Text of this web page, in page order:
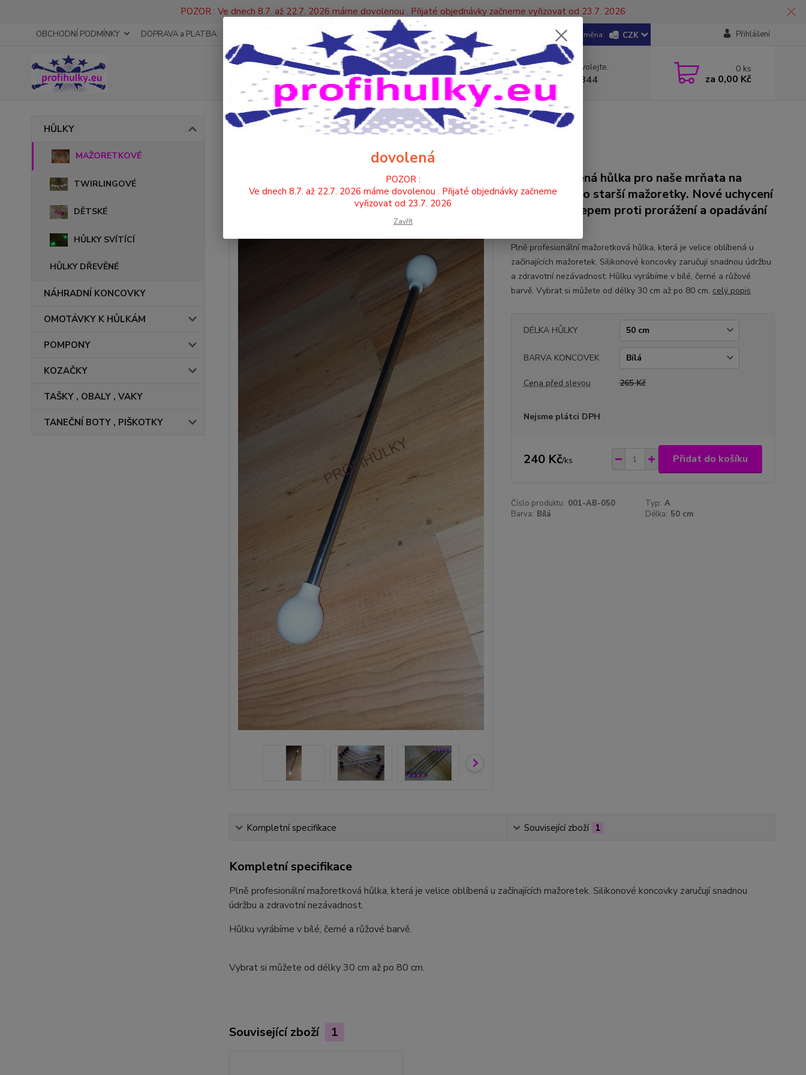
POZOR : Ve dnech 8.7. až 22.7. 2026 máme dovolenou . Přijaté objednávky začneme vyřizovat od 23.7. 2026
OBCHODNÍ PODMÍNKY DOPRAVA a PLATBA CZK Přihlášení
Hledat Nevíte si rady? Zavolejte.
+420 602 446 844
0 ks
za 0,00 Kč
HŮLKY
MAŽORETKOVÉ
TWIRLINGOVÉ
DĚTSKÉ
HŮLKY SVÍTÍCÍ
HŮLKY DŘEVĚNÉ
NÁHRADNÍ KONCOVKY
OMOTÁVKY K HŮLKÁM
POMPONY
KOZAČKY
TAŠKY , OBALY , VAKY
TANEČNÍ BOTY , PIŠKOTKY
Úvod HŮLKY MAŽORETKOVÉ HŮLKA pro mažoretky A, bílá, 50 cm
HŮLKA pro mažoretky A, bílá, 50 cm
Velice oblíbená hůlka pro naše mrňata na
hraní, ale i pro starší mažoretky. Nové uchycení
koncovek s čepem proti prorážení a opadávání
Plně profesionální mažoretková hůlka, která je velice oblíbená u
začínajících mažoretek. Silikonové koncovky zaručují snadnou údržbu
a zdravotní nezávadnost. Hůlku vyrábíme v bílé, černé a růžové
barvě. Vybrat si můžete od délky 30 cm až po 80 cm. celý popis
DÉLKA HŮLKY
BARVA KONCOVEK
Cena před slevou 265 Kč
Nejsme plátci DPH
240 Kč/ks Přidat do košíku
Číslo produktu: 001-AB-050 Typ: A
Barva: Bílá Délka: 50 cm
Kompletní specifikace Související zboží 1
Kompletní specifikace
Plně profesionální mažoretková hůlka, která je velice oblíbená u začínajících mažoretek. Silikonové koncovky zaručují snadnou
údržbu a zdravotní nezávadnost.
Hůlku vyrábíme v bílé, černé a růžové barvě.
Vybrat si můžete od délky 30 cm až po 80 cm.
Související zboží 1
dovolená
POZOR :
Ve dnech 8.7. až 22.7. 2026 máme dovolenou . Přijaté objednávky začneme
vyřizovat od 23.7. 2026
Zavřít